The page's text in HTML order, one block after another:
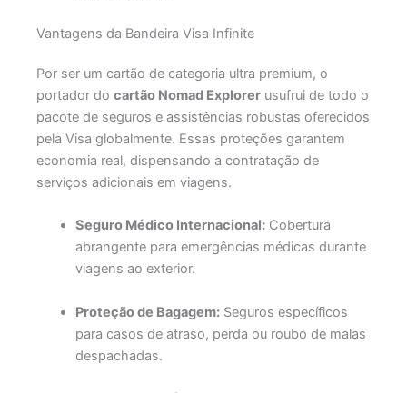
Vantagens da Bandeira Visa Infinite
Por ser um cartão de categoria ultra premium, o
portador do cartão Nomad Explorerusufrui de todo o
pacote de seguros e assistências robustas oferecidos
pela Visa globalmente. Essas proteções garantem
economia real, dispensando a contratação de
serviços adicionais em viagens.
Seguro Médico Internacional: Cobertura
abrangente para emergências médicas durante
viagens ao exterior.
Proteção de Bagagem: Seguros específicos
para casos de atraso, perda ou roubo de malas
despachadas.